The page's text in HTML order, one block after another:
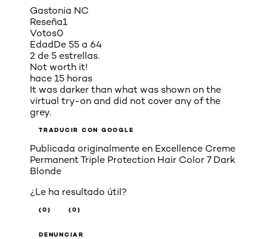
Gastonia NC
Reseña1
Votos0
EdadDe 55 a 64
2 de 5 estrellas.
Not worth it!
hace 15 horas
It was darker than what was shown on the
virtual try-on and did not cover any of the
grey.
TRADUCIR CON GOOGLE
Publicada originalmente en Excellence Creme
Permanent Triple Protection Hair Color 7 Dark
Blonde
¿Le ha resultado útil?
(0) (0)
DENUNCIAR